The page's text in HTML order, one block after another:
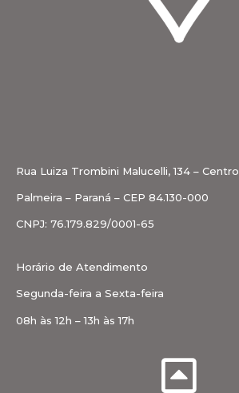
Rua Luiza Trombini Malucelli, 134 – Centro
Palmeira – Paraná – CEP 84.130-000
CNPJ: 76.179.829/0001-65
Horário de Atendimento
Segunda-feira a Sexta-feira
08h às 12h – 13h às 17h